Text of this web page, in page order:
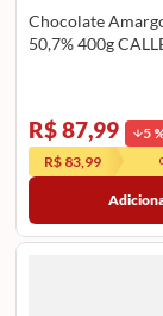
Chocolate
50,7% 400g
R$ 87,99 5
R$ 83,99